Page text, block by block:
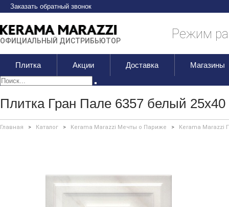
Заказать обратный звонок
ОФИЦИАЛЬНЫЙ ДИСТРИБЬЮТОР Режим
Плитка Акции Доставка Магазины
Плитка Гран Пале 6357 белый 25х40
Главная > Каталог > Kerama Marazzi Мечты о Париже > Kerama Marazzi